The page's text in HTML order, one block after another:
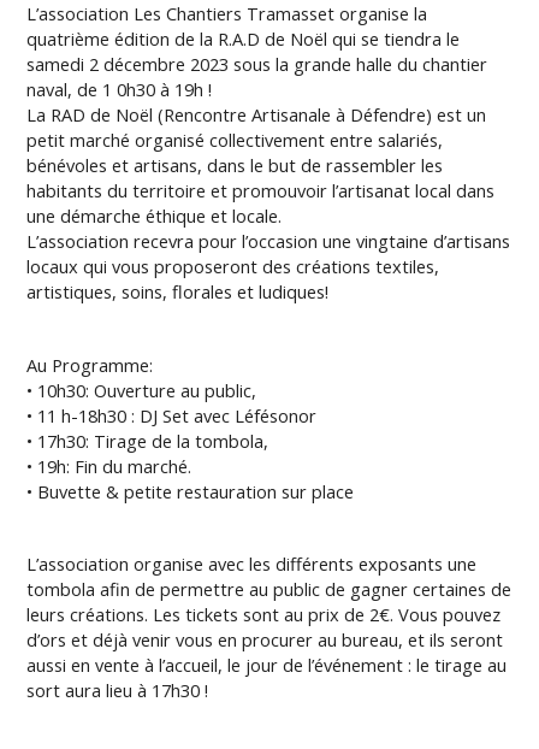
L’association Les Chantiers Tramasset organise la
quatrième édition de la R.A.D de Noël qui se tiendra le
samedi 2 décembre 2023 sous la grande halle du chantier
naval, de 1 0h30 à 19h !
La RAD de Noël (Rencontre Artisanale à Défendre) est un
petit marché organisé collectivement entre salariés,
bénévoles et artisans, dans le but de rassembler les
habitants du territoire et promouvoir l’artisanat local dans
une démarche éthique et locale.
L’association recevra pour l’occasion une vingtaine d’artisans
locaux qui vous proposeront des créations textiles,
artistiques, soins, florales et ludiques!
Au Programme:
• 10h30: Ouverture au public,
• 11 h-18h30 : DJ Set avec Léfésonor
• 17h30: Tirage de la tombola,
• 19h: Fin du marché.
• Buvette & petite restauration sur place
L’association organise avec les différents exposants une
tombola afin de permettre au public de gagner certaines de
leurs créations. Les tickets sont au prix de 2€. Vous pouvez
d’ors et déjà venir vous en procurer au bureau, et ils seront
aussi en vente à l’accueil, le jour de l’événement : le tirage au
sort aura lieu à 17h30 !